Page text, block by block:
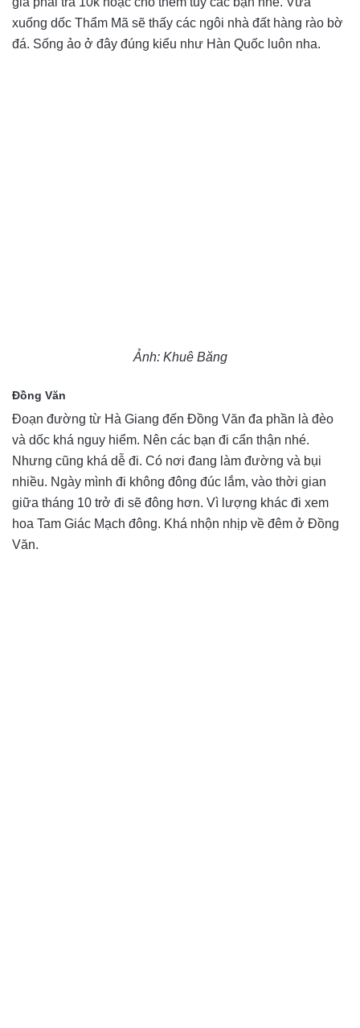
xuống dốc Thẩm Mã sẽ thấy các ngôi nhà đất hàng rào bờ
đá. Sống ảo ở đây đúng kiểu như Hàn Quốc luôn nha.
Ảnh: Khuê Băng
Đồng Văn
Đoạn đường từ Hà Giang đến Đồng Văn đa phần là đèo
và dốc khá nguy hiểm. Nên các bạn đi cẩn thận nhé.
Nhưng cũng khá dễ đi. Có nơi đang làm đường và bụi
nhiều. Ngày mình đi không đông đúc lắm, vào thời gian
giữa tháng 10 trở đi sẽ đông hơn. Vì lượng khác đi xem
hoa Tam Giác Mạch đông. Khá nhộn nhịp về đêm ở Đồng
Văn.